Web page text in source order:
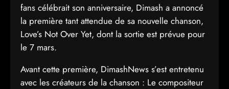
fans célébrait son anniversaire, Dimash a annoncé
la première tant attendue de sa nouvelle chanson,
Love’s Not Over Yet, dont la sortie est prévue pour
le 7 mars.
Avant cette première, DimashNews s’est entretenu
avec les créateurs de la chanson : Le compositeur